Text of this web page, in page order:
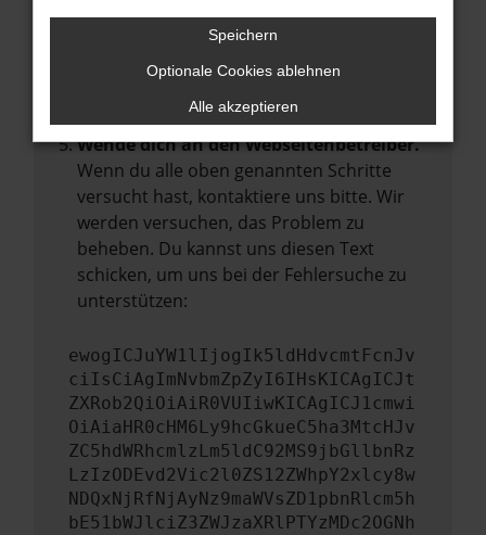
Veraltete Software birgt nicht nur ein
führen, dass bestimmte Funktionen nicht
mehr unterstützt werden.
Wende dich an den Webseitenbetreiber.
Wenn du alle oben genannten Schritte
versucht hast, kontaktiere uns bitte. Wir
werden versuchen, das Problem zu
beheben. Du kannst uns diesen Text
schicken, um uns bei der Fehlersuche zu
unterstützen:
ewogICJuYW1lIjogIk5ldHdvcmtFcnJv
ciIsCiAgImNvbmZpZyI6IHsKICAgICJt
ZXRob2QiOiAiR0VUIiwKICAgICJ1cmwi
OiAiaHR0cHM6Ly9hcGkueC5ha3MtcHJv
ZC5hdWRhcmlzLm5ldC92MS9jbGllbnRz
LzIzODEvd2Vic2l0ZS12ZWhpY2xlcy8w
NDQxNjRfNjAyNz9maWVsZD1pbnRlcm5h
bE51bWJlciZ3ZWJzaXRlPTYzMDc2OGNh
Speichern
Optionale Cookies ablehnen
Alle akzeptieren